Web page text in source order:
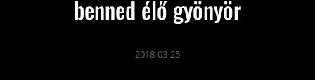
benned élő gyönyör
2018-03-25